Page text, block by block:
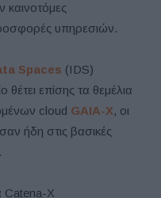
υπηρεσιών.
Spaces (IDS)
επίσης τα θεμέλια
cloud GAIA-X, οι
ήδη στις βασικές
Catena-X